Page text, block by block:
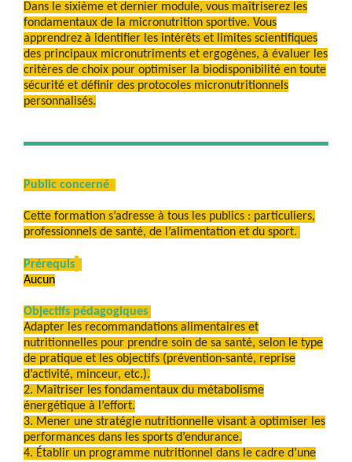
Dans le sixième et dernier module, vous maîtriserez les
fondamentaux de la micronutrition sportive. Vous
apprendrez à identifier les intérêts et limites scientifiques
des principaux micronutriments et ergogènes, à évaluer les
critères de choix pour optimiser la biodisponibilité en toute
sécurité et définir des protocoles micronutritionnels
personnalisés.
Public concerné
Cette formation s’adresse à tous les publics : particuliers,
professionnels de santé, de l’alimentation et du sport.
Prérequis
Aucun
Objectifs pédagogiques
Adapter les recommandations alimentaires et
nutritionnelles pour prendre soin de sa santé, selon le type
de pratique et les objectifs (prévention-santé, reprise
d’activité, minceur, etc.).
2. Maîtriser les fondamentaux du métabolisme
énergétique à l’effort.
3. Mener une stratégie nutritionnelle visant à optimiser les
performances dans les sports d’endurance.
4. Établir un programme nutritionnel dans le cadre d’une